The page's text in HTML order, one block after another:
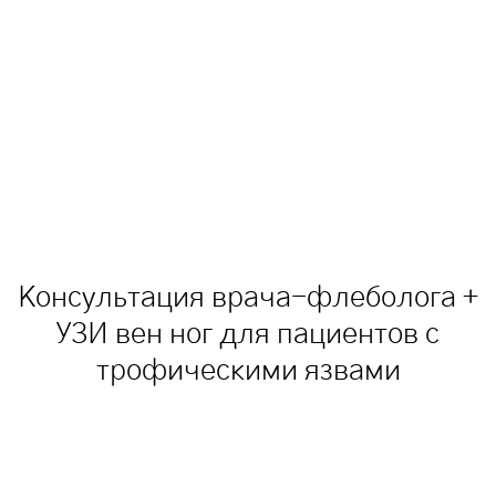
Консультация врача-флеболога +
УЗИ вен ног для пациентов с
трофическими язвами